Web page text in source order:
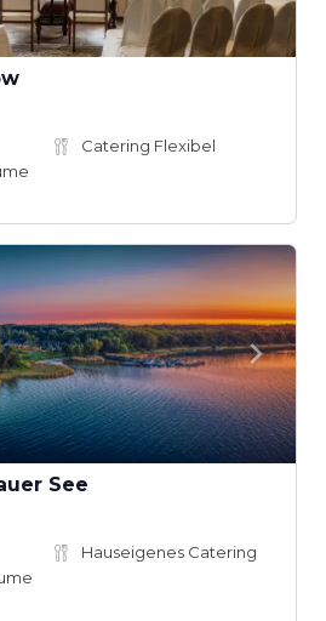
Catering Flexibel
See
Hauseigenes Catering